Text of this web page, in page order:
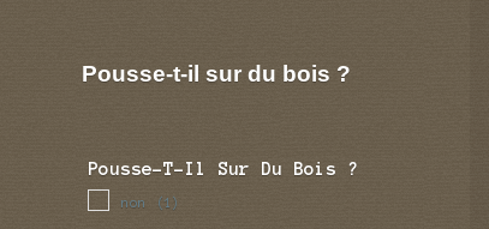
Pousse-t-il sur du bois ?
Pousse-T-Il Sur Du Bois ?
non (1)